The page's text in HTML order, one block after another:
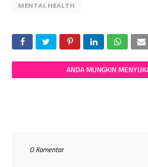
MENTAL HEALTH
ANDA MUNGKIN
0 Komentar